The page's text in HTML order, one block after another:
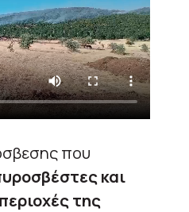
που
και
της